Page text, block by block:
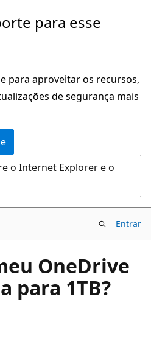
para esse
para aproveitar os recursos,
de segurança mais
o Internet Explorer e o
Entrar
OneDrive
para 1TB?